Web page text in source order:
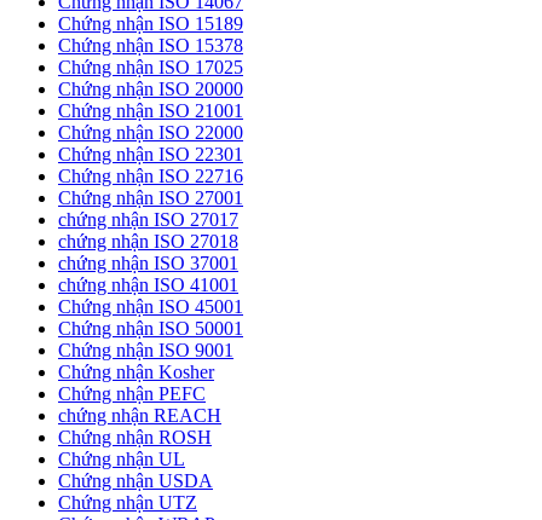
Chứng nhận ISO 15189
Chứng nhận ISO 15378
Chứng nhận ISO 17025
Chứng nhận ISO 20000
Chứng nhận ISO 21001
Chứng nhận ISO 22000
Chứng nhận ISO 22301
Chứng nhận ISO 22716
Chứng nhận ISO 27001
chứng nhận ISO 27017
chứng nhận ISO 27018
chứng nhận ISO 37001
chứng nhận ISO 41001
Chứng nhận ISO 45001
Chứng nhận ISO 50001
Chứng nhận ISO 9001
Chứng nhận Kosher
Chứng nhận PEFC
chứng nhận REACH
Chứng nhận ROSH
Chứng nhận UL
Chứng nhận USDA
Chứng nhận UTZ